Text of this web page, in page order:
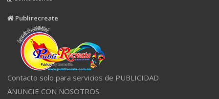
Publirecreate
Contacto solo para servicios de PUBLICIDAD
ANUNCIE CON NOSOTROS